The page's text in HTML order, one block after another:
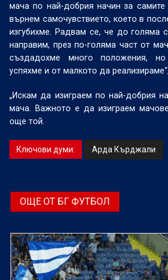
мача по най-добрия начин за
върнем самочувствието, което в
изгубихме. Радвам се, че до голяма
направим, през по-голяма част от
създадохме много положения,
успяхме и от малкото да
„Искам да изиграем по най-добрия
мача. Важното е да изиграем
още той.
Ключови думи: Арда Кърджали
ОЩЕ ОТ БГ ФУТБОЛ